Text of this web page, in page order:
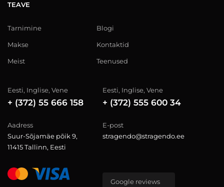
TEAVE
Tarnimine
Makse
Meist
Blogi
Kontaktid
Teenused
Eesti, Inglise, Vene
+ (372) 55 666 158
Eesti, Inglise, Vene
+ (372) 555 600 34
Aadress
Suur-Sõjamäe põik 9,
11415 Tallinn, Eesti
E-post
stragendo@stragendo.ee
Google reviews